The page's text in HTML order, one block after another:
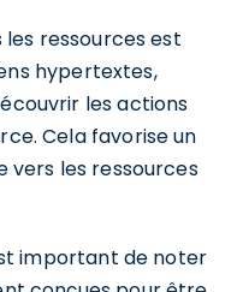
ressources est
hypertextes,
les actions
Cela favorise un
les ressources
important de noter